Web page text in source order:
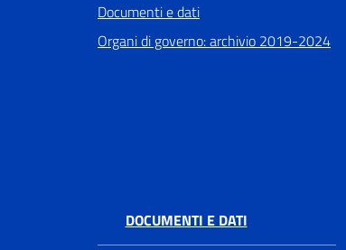
Documenti e dati
Organi di governo: archivio 2019-2024
DOCUMENTI E DATI